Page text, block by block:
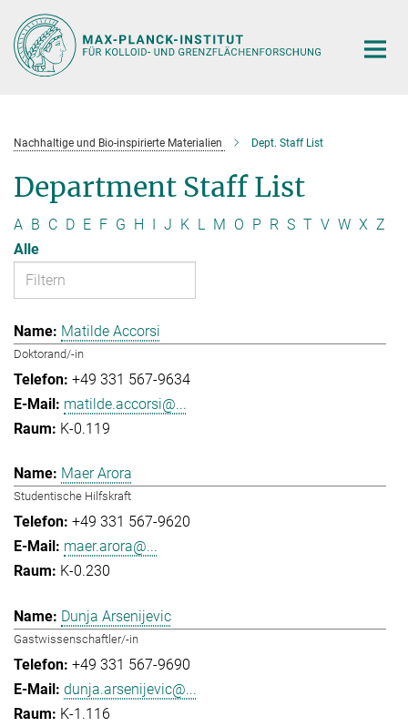
Hauptinhalt
Nachhaltige und Bio-inspirierte Materialien Dept. Staff List
Department Staff List
A B C D E F G H I J K L M O P R S T V W X Z
Alle
Matilde Accorsi
Doktorand/-in
+49 331 567-9634
matilde.accorsi@...
K-0.119
Maer Arora
Studentische Hilfskraft
+49 331 567-9620
maer.arora@...
K-0.230
Dunja Arsenijevic
Gastwissenschaftler/-in
+49 331 567-9690
dunja.arsenijevic@...
K-1.116